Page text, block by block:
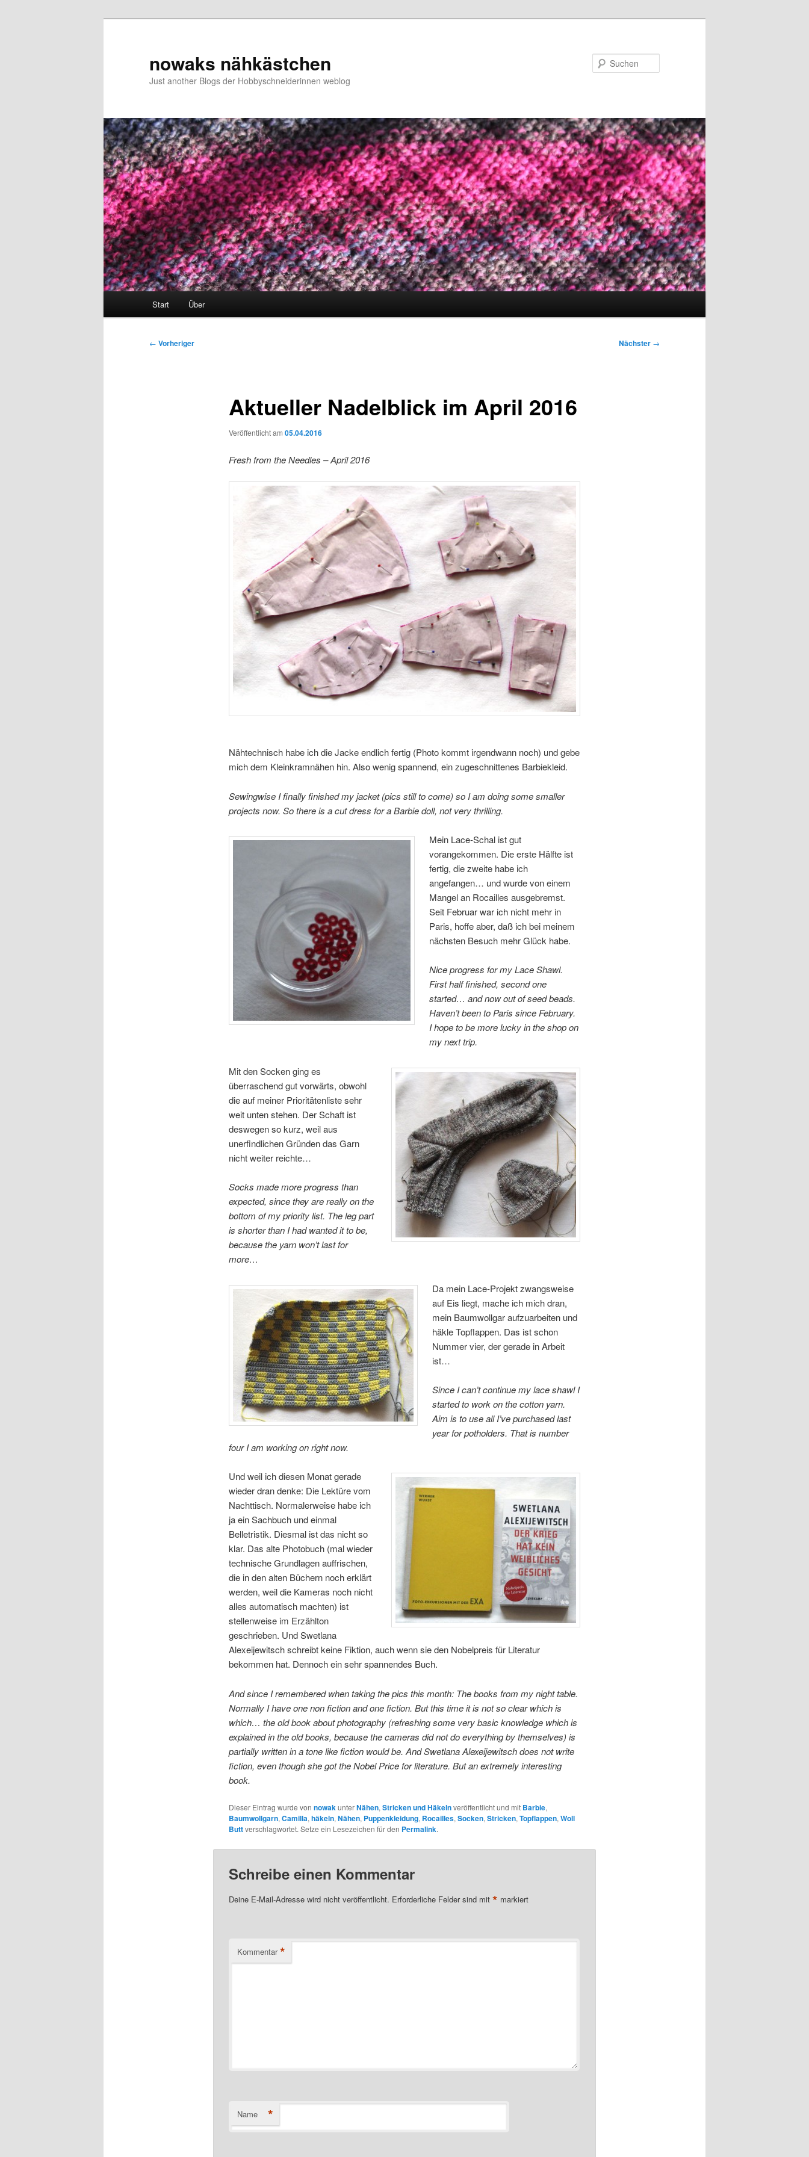
nowaks nähkästchen
Just another Blogs der Hobbyschneiderinnen weblog
Start Über
Beitragsnavigation
← Vorheriger Nächster →
Aktueller Nadelblick im April 2016
Veröffentlicht am 05.04.2016
Fresh from the Needles – April 2016
Nähtechnisch habe ich die Jacke endlich fertig (Photo kommt irgendwann noch) und gebe
mich dem Kleinkramnähen hin. Also wenig spannend, ein zugeschnittenes Barbiekleid.
Sewingwise I finally finished my jacket (pics still to come) so I am doing some smaller
projects now. So there is a cut dress for a Barbie doll, not very thrilling.
Mein Lace-Schal ist gut
vorangekommen. Die erste Hälfte ist
fertig, die zweite habe ich
angefangen… und wurde von einem
Mangel an Rocailles ausgebremst.
Seit Februar war ich nicht mehr in
Paris, hoffe aber, daß ich bei meinem
nächsten Besuch mehr Glück habe.
Nice progress for my Lace Shawl.
First half finished, second one
started… and now out of seed beads.
Haven’t been to Paris since February.
I hope to be more lucky in the shop on
my next trip.
Mit den Socken ging es
überraschend gut vorwärts, obwohl
die auf meiner Prioritätenliste sehr
weit unten stehen. Der Schaft ist
deswegen so kurz, weil aus
unerfindlichen Gründen das Garn
nicht weiter reichte…
Socks made more progress than
expected, since they are really on the
bottom of my priority list. The leg part
is shorter than I had wanted it to be,
because the yarn won’t last for
more…
Da mein Lace-Projekt zwangsweise
auf Eis liegt, mache ich mich dran,
mein Baumwollgar aufzuarbeiten und
häkle Topflappen. Das ist schon
Nummer vier, der gerade in Arbeit
ist…
Since I can’t continue my lace shawl I
started to work on the cotton yarn.
Aim is to use all I’ve purchased last
year for potholders. That is number
four I am working on right now.
Und weil ich diesen Monat gerade
wieder dran denke: Die Lektüre vom
Nachttisch. Normalerweise habe ich
ja ein Sachbuch und einmal
Belletristik. Diesmal ist das nicht so
klar. Das alte Photobuch (mal wieder
technische Grundlagen auffrischen,
die in den alten Büchern noch erklärt
werden, weil die Kameras noch nicht
alles automatisch machten) ist
stellenweise im Erzählton
geschrieben. Und Swetlana
Alexeijewitsch schreibt keine Fiktion, auch wenn sie den Nobelpreis für Literatur
bekommen hat. Dennoch ein sehr spannendes Buch.
And since I remembered when taking the pics this month: The books from my night table.
Normally I have one non fiction and one fiction. But this time it is not so clear which is
which… the old book about photography (refreshing some very basic knowledge which is
explained in the old books, because the cameras did not do everything by themselves) is
partially written in a tone like fiction would be. And Swetlana Alexeijewitsch does not write
fiction, even though she got the Nobel Price for literature. But an extremely interesting
book.
Dieser Eintrag wurde von nowakunterNähen, Stricken und Häkelnveröffentlicht und mit Barbie,
Baumwollgarn, Camilla, häkeln, Nähen, Puppenkleidung, Rocailles, Socken, Stricken, Topflappen, Woll
Buttverschlagwortet. Setze ein Lesezeichen für den Permalink.
Schreibe einen Kommentar
Deine E-Mail-Adresse wird nicht veröffentlicht. Erforderliche Felder sind mit * markiert
Kommentar *
Name *